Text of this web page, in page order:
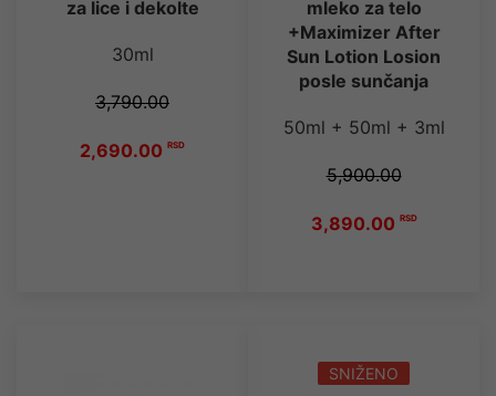
za lice i dekolte
30ml
3,790.00
2,690.00 RSD
mleko za telo
+Maximizer After
Sun Lotion Losion
posle sunčanja
50ml + 50ml + 3ml
5,900.00
3,890.00 RSD
SNIŽENO